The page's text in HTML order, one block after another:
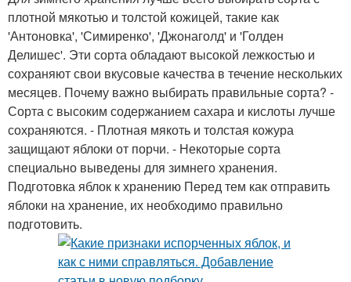
плотной мякотью и толстой кожицей, такие как
'Антоновка', 'Симиренко', 'Джонаголд' и 'Голден
Делишес'. Эти сорта обладают высокой лежкостью и
сохраняют свои вкусовые качества в течение нескольких
месяцев. Почему важно выбирать правильные сорта? -
Сорта с высоким содержанием сахара и кислоты лучше
сохраняются. - Плотная мякоть и толстая кожура
защищают яблоки от порчи. - Некоторые сорта
специально выведены для зимнего хранения.
Подготовка яблок к хранению Перед тем как отправить
яблоки на хранение, их необходимо правильно
подготовить.